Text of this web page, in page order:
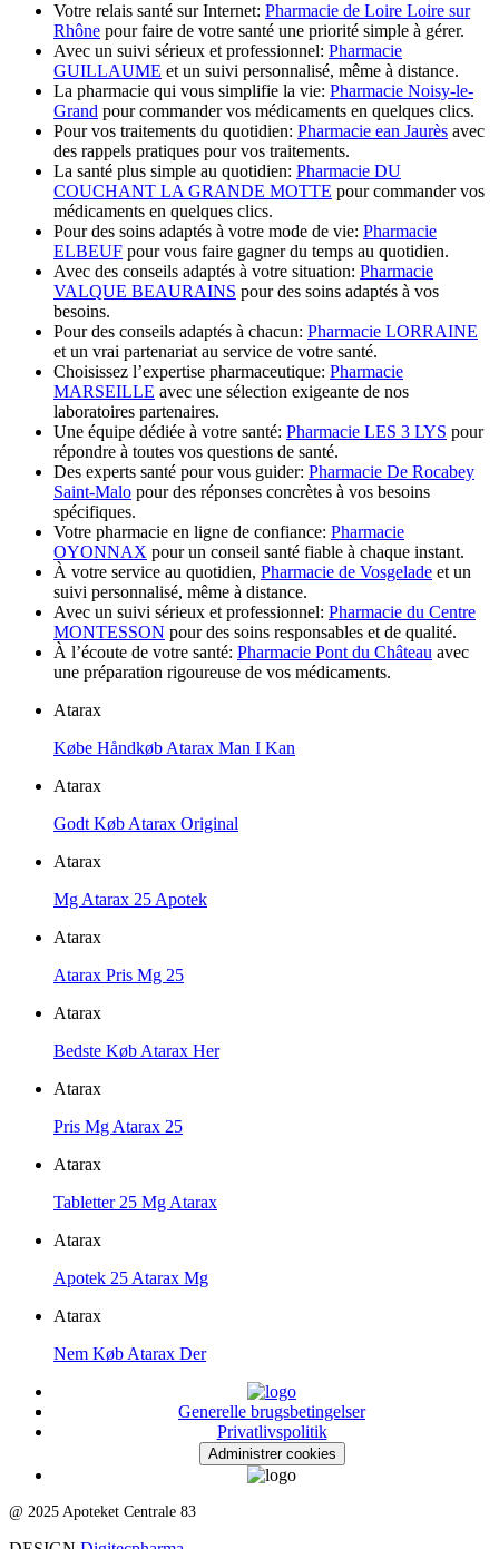
Votre relais santé sur Internet: Pharmacie de Loire Loire sur
Rhône pour faire de votre santé une priorité simple à gérer.
Avec un suivi sérieux et professionnel: Pharmacie
GUILLAUME et un suivi personnalisé, même à distance.
La pharmacie qui vous simplifie la vie: Pharmacie Noisy-le-
Grand pour commander vos médicaments en quelques clics.
Pour vos traitements du quotidien: Pharmacie ean Jaurès avec
des rappels pratiques pour vos traitements.
La santé plus simple au quotidien: Pharmacie DU
COUCHANT LA GRANDE MOTTE pour commander vos
médicaments en quelques clics.
Pour des soins adaptés à votre mode de vie: Pharmacie
ELBEUF pour vous faire gagner du temps au quotidien.
Avec des conseils adaptés à votre situation: Pharmacie
VALQUE BEAURAINS pour des soins adaptés à vos
besoins.
Pour des conseils adaptés à chacun: Pharmacie LORRAINE
et un vrai partenariat au service de votre santé.
Choisissez l’expertise pharmaceutique: Pharmacie
MARSEILLE avec une sélection exigeante de nos
laboratoires partenaires.
Une équipe dédiée à votre santé: Pharmacie LES 3 LYS pour
répondre à toutes vos questions de santé.
Des experts santé pour vous guider: Pharmacie De Rocabey
Saint-Malo pour des réponses concrètes à vos besoins
spécifiques.
Votre pharmacie en ligne de confiance: Pharmacie
OYONNAX pour un conseil santé fiable à chaque instant.
À votre service au quotidien, Pharmacie de Vosgelade et un
suivi personnalisé, même à distance.
Avec un suivi sérieux et professionnel: Pharmacie du Centre
MONTESSON pour des soins responsables et de qualité.
À l’écoute de votre santé: Pharmacie Pont du Château avec
une préparation rigoureuse de vos médicaments.
Atarax
Købe Håndkøb Atarax Man I Kan
Atarax
Godt Køb Atarax Original
Atarax
Mg Atarax 25 Apotek
Atarax
Atarax Pris Mg 25
Atarax
Bedste Køb Atarax Her
Atarax
Pris Mg Atarax 25
Atarax
Tabletter 25 Mg Atarax
Atarax
Apotek 25 Atarax Mg
Atarax
Nem Køb Atarax Der
Generelle brugsbetingelser
Privatlivspolitik
Administrer cookies
@ 2025 Apoteket Centrale 83